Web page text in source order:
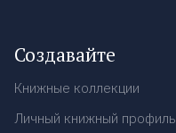
Создавайте
Книжные коллекции
Личный книжный профиль